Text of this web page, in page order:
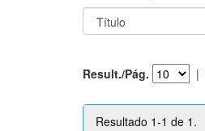
Result./Pág. |
Resultado 1-1 de 1.